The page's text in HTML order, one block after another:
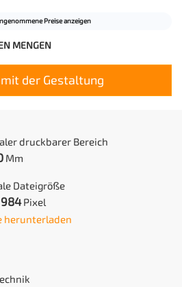
Preise anzeigen
MENGEN
der Gestaltung
druckbarer Bereich
Mm
Dateigröße
984Pixel
herunterladen